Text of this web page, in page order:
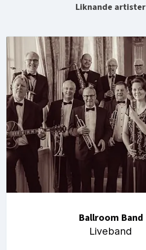
Liknande artister
Ballroom Band
Liveband